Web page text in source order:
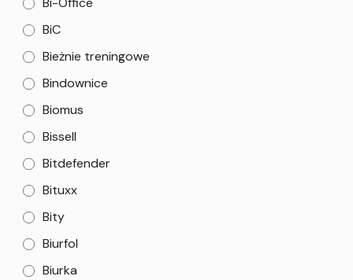
BiC
Bieżnie treningowe
Bindownice
Biomus
Bissell
Bitdefender
Bituxx
Bity
Biurfol
Biurka